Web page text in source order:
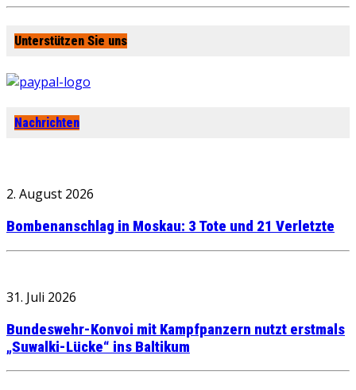
Unterstützen Sie uns
Nachrichten
2. August 2026
Bombenanschlag in Moskau: 3 Tote und 21 Verletzte
31. Juli 2026
Bundeswehr-Konvoi mit Kampfpanzern nutzt erstmals
„Suwalki-Lücke“ ins Baltikum